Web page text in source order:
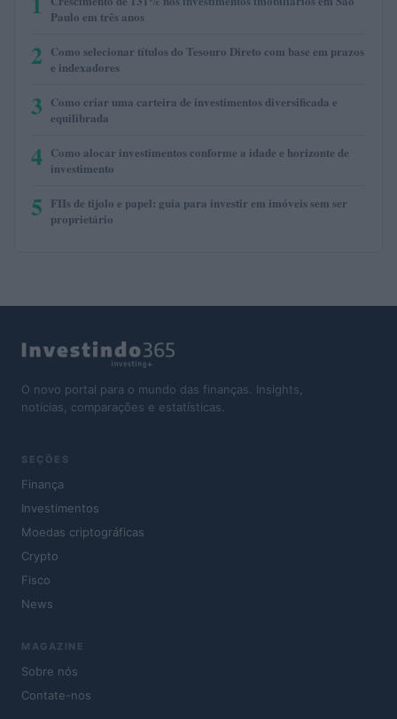
Paulo em três anos
2 Como selecionar títulos do Tesouro Direto com base em prazos
e indexadores
3 Como criar uma carteira de investimentos diversificada e
equilibrada
4 Como alocar investimentos conforme a idade e horizonte de
investimento
5 FIIs de tijolo e papel: guia para investir em imóveis sem ser
proprietário
O novo portal para o mundo das finanças. Insights,
notícias, comparações e estatísticas.
SEÇÕES
Finança
Investimentos
Moedas criptográficas
Crypto
Fisco
News
MAGAZINE
Sobre nós
Contate-nos